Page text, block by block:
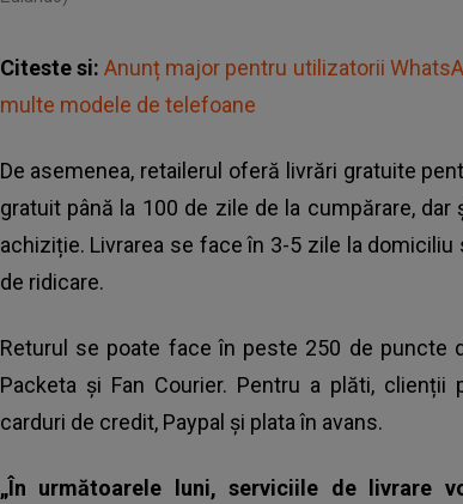
Citeste si:Anunț major pentru utilizatorii
multe modele de telefoane
De asemenea, retailerul oferă livrări gratuite
gratuit până la 100 de zile de la cumpărare,
achiziție. Livrarea se face în 3-5 zile la
de ridicare.
Returul se poate face în peste 250 de puncte
Packeta și Fan Courier. Pentru a plăti,
carduri de credit, Paypal și plata în avans.
„În următoarele luni, serviciile de livrare